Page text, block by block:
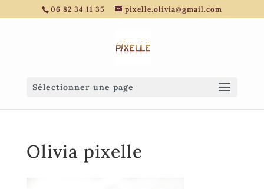
06 82 34 11 35 pixelle.olivia@gmail.com
Sélectionner une page
Olivia pixelle